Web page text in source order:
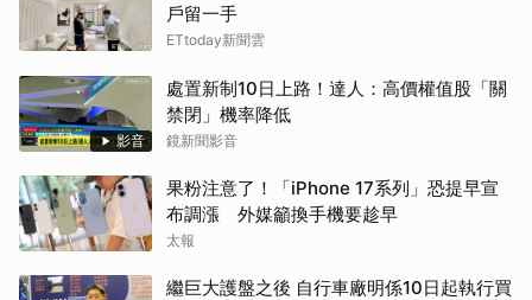
戶留一手
ETtoday新聞雲
影音
處置新制10日上路！達人：高價權值股「關
禁閉」機率降低
鏡新聞影音
果粉注意了！「iPhone 17系列」恐提早宣
布調漲 外媒籲換手機要趁早
太報
繼巨大護盤之後 自行車廠明係10日起執行買